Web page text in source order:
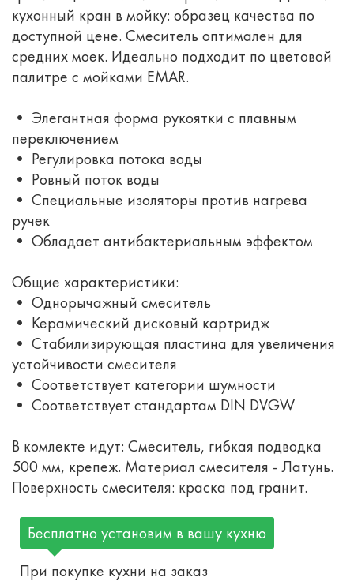
кухонный кран в мойку: образец качества по
доступной цене. Смеситель оптимален для
средних моек. Идеально подходит по цветовой
палитре с мойками EMAR.
• Элегантная форма рукоятки с плавным
переключением
• Регулировка потока воды
• Ровный поток воды
• Специальные изоляторы против нагрева
ручек
• Обладает антибактериальным эффектом
Общие характеристики:
• Однорычажный смеситель
• Керамический дисковый картридж
• Стабилизирующая пластина для увеличения
устойчивости смесителя
• Соответствует категории шумности
• Соответствует стандартам DIN DVGW
В комлекте идут: Смеситель, гибкая подводка
500 мм, крепеж. Материал смесителя - Латунь.
Поверхность смесителя: краска под гранит.
Бесплатно установим в вашу кухню
При покупке кухни на заказ